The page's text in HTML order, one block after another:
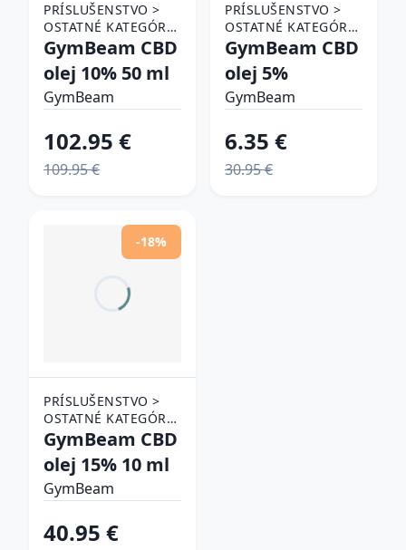
PRÍSLUŠENSTVO >
OSTATNÉ KATEGÓRIE
> CBD
GymBeam CBD
olej 10% 50 ml
GymBeam
102.95 €
109.95 €
PRÍSLUŠENSTVO >
OSTATNÉ KATEGÓRIE
> CBD
GymBeam CBD
olej 5%
GymBeam
6.35 €
30.95 €
-18%
PRÍSLUŠENSTVO >
OSTATNÉ KATEGÓRIE
> CBD
GymBeam CBD
olej 15% 10 ml
GymBeam
40.95 €